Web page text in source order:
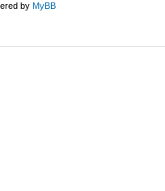
byMyBB